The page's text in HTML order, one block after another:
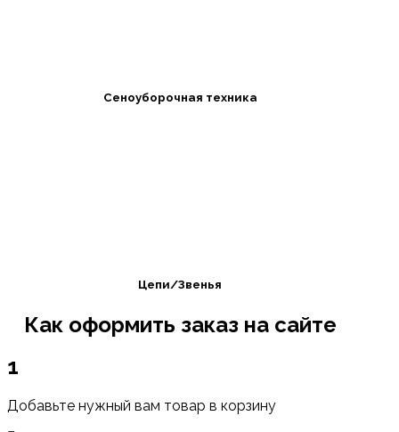
Сеноуборочная техника
Цепи/Звенья
Как оформить заказ на сайте
1
Добавьте нужный вам товар в корзину